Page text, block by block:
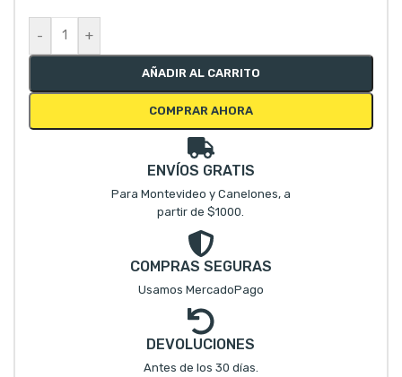
- +
AÑADIR AL CARRITO
COMPRAR AHORA
ENVÍOS GRATIS
Para Montevideo y Canelones, a
partir de $1000.
COMPRAS SEGURAS
Usamos MercadoPago
DEVOLUCIONES
Antes de los 30 días.